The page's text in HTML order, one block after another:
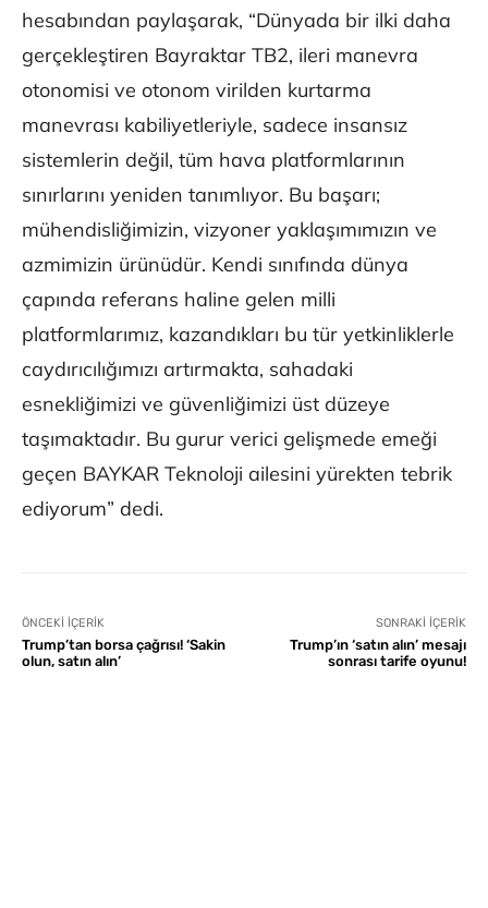
hesabından paylaşarak, “Dünyada bir ilki daha
gerçekleştiren Bayraktar TB2, ileri manevra
otonomisi ve otonom virilden kurtarma
manevrası kabiliyetleriyle, sadece insansız
sistemlerin değil, tüm hava platformlarının
sınırlarını yeniden tanımlıyor. Bu başarı;
mühendisliğimizin, vizyoner yaklaşımımızın ve
azmimizin ürünüdür. Kendi sınıfında dünya
çapında referans haline gelen milli
platformlarımız, kazandıkları bu tür yetkinliklerle
caydırıcılığımızı artırmakta, sahadaki
esnekliğimizi ve güvenliğimizi üst düzeye
taşımaktadır. Bu gurur verici gelişmede emeği
geçen BAYKAR Teknoloji ailesini yürekten tebrik
ediyorum” dedi.
ÖNCEKI İÇERIK
Trump’tan borsa çağrısı! ‘Sakin
olun, satın alın’
SONRAKI İÇERIK
Trump’ın ‘satın alın’ mesajı
sonrası tarife oyunu!